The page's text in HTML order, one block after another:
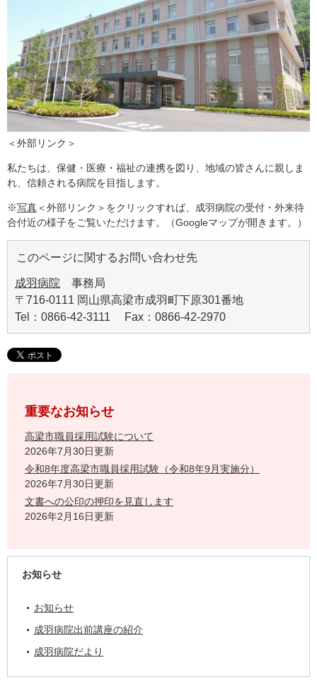
＜外部リンク＞
私たちは、保健・医療・福祉の連携を図り、地域の皆さんに親しま
れ、信頼される病院を目指します。
※写真＜外部リンク＞ をクリックすれば、成羽病院の受付・外来待
合付近の様子をご覧いただけます。（Googleマップが開きます。）
このページに関するお問い合わせ先
成羽病院 事務局
〒716-0111 岡山県高梁市成羽町下原301番地
Tel：0866-42-3111 Fax：0866-42-2970
重要なお知らせ
高梁市職員採用試験について
2026年7月30日更新
令和8年度高梁市職員採用試験（令和8年9月実施分）
2026年7月30日更新
文書への公印の押印を見直します
2026年2月16日更新
お知らせ
お知らせ
成羽病院出前講座の紹介
成羽病院だより